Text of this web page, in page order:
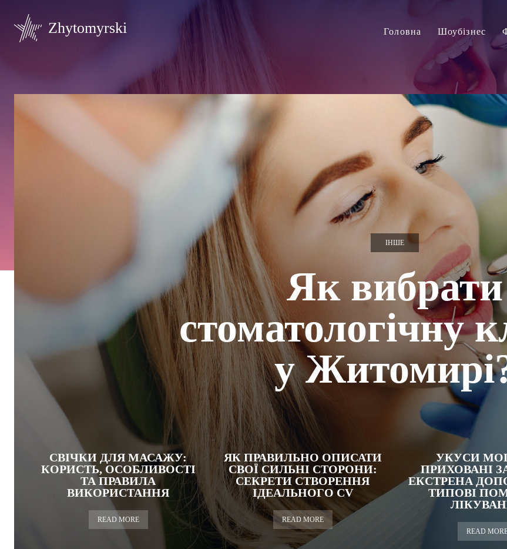
Zhytomyrski Головна Шоубізнес
ІНШЕ
Як вибрати
стоматологічну
у
СВІЧКИ ДЛЯ МАСАЖУ:
КОРИСТЬ, ОСОБЛИВОСТІ
ТА ПРАВИЛА
ВИКОРИСТАННЯ
READ MORE
ЯК ПРАВИЛЬНО ОПИСАТИ
СВОЇ СИЛЬНІ СТОРОНИ:
СЕКРЕТИ СТВОРЕННЯ
ІДЕАЛЬНОГО CV
READ MORE
УКУСИ
ПРИХОВАНІ
ЕКСТРЕНА
ТИПОВІ
READ